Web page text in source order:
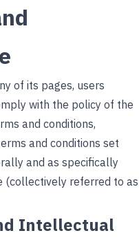
of its pages, users
with the policy of the
and conditions,
and conditions set
and as specifically
(collectively referred to as
Intellectual